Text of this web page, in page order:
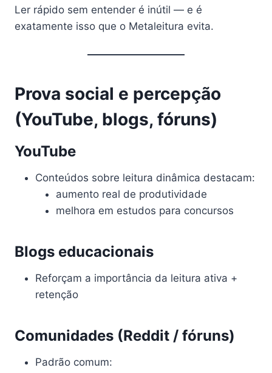
Ler rápido sem entender é inútil — e é
exatamente isso que o Metaleitura evita.
Prova social e percepção
(YouTube, blogs, fóruns)
YouTube
Conteúdos sobre leitura dinâmica destacam:
aumento real de produtividade
melhora em estudos para concursos
Blogs educacionais
Reforçam a importância da leitura ativa +
retenção
Comunidades (Reddit / fóruns)
Padrão comum: